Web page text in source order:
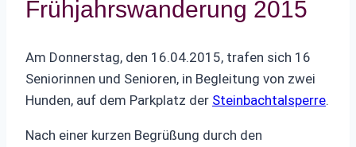
Frühjahrswanderung 2015
Am Donnerstag, den 16.04.2015, trafen sich 16
Seniorinnen und Senioren, in Begleitung von zwei
Hunden, auf dem Parkplatz der Steinbachtalsperre.
Nach einer kurzen Begrüßung durch den